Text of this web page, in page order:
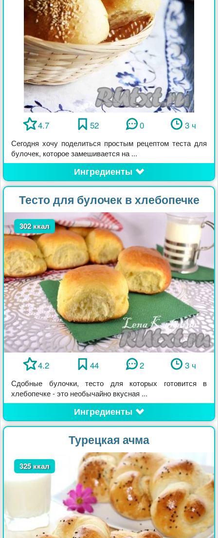
4.7 52 0 3 ч
Сегодня хочу поделиться простым рецептом теста для
булочек, которое замешивается на ...
Ингредиенты
Тесто для булочек в хлебопечке
302 ккал
4.2 44 2 3 ч
Сдобные булочки, тесто для которых готовится в
хлебопечке - это необычайно вкусная ...
Ингредиенты
Турецкая ачма
325 ккал